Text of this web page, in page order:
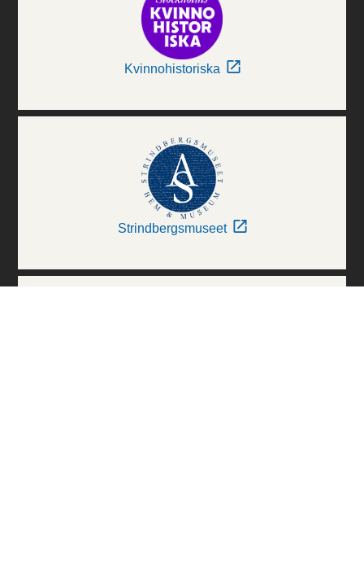
Kvinnohistoriska
Strindbergsmuseet